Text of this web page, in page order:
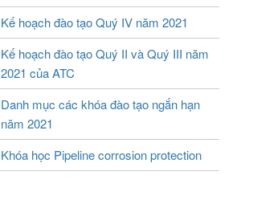
Kế hoạch đào tạo Quý IV năm 2021
Kế hoạch đào tạo Quý II và Quý III năm
2021 của ATC
Danh mục các khóa đào tạo ngắn hạn
năm 2021
Khóa học Pipeline corrosion protection